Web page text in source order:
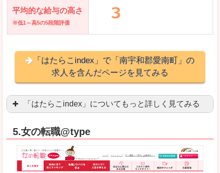
平均的な給与の高さ
※低1～高5の5段階評価
「はたらこindex」で「南宇和郡愛南町」の
求人を含んだページを見てみる
「はたらこindex」についてもっと詳しく見てみる
良いところ
求人が毎時更新されます！（他社求人サイトは週
希望職種の平均時給が瞬時にわかります。アルバ
5.女の転職@type